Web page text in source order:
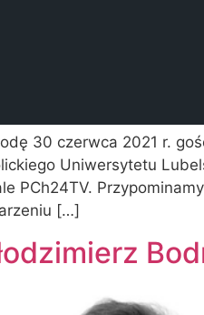
30 czerwca 2021 r.
Uniwersytetu
PCh24TV.
[…]